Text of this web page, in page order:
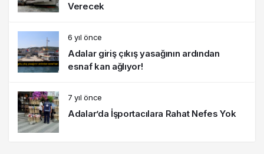
Verecek
6 yıl önce
Adalar giriş çıkış yasağının ardından
esnaf kan ağlıyor!
7 yıl önce
Adalar’da İşportacılara Rahat Nefes Yok